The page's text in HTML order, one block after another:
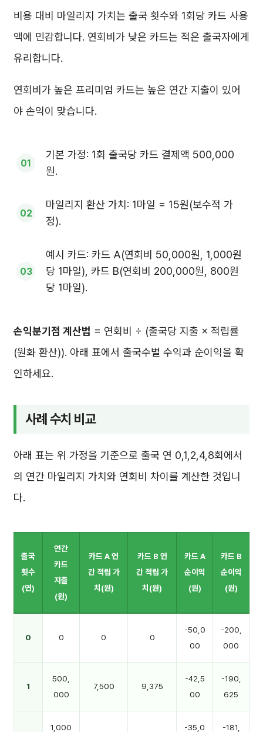
비용 대비 마일리지 가치는 출국 횟수와 1회당 카드 사용
액에 민감합니다. 연회비가 낮은 카드는 적은 출국자에게
유리합니다.
연회비가 높은 프리미엄 카드는 높은 연간 지출이 있어
야 손익이 맞습니다.
기본 가정: 1회 출국당 카드 결제액 500,000
원.
마일리지 환산 가치: 1마일 = 15원(보수적 가
정).
예시 카드: 카드 A(연회비 50,000원, 1,000원
당 1마일), 카드 B(연회비 200,000원, 800원
당 1마일).
손익분기점 계산법 = 연회비 ÷ (출국당 지출 × 적립률
(원화 환산)). 아래 표에서 출국수별 수익과 순이익을 확
인하세요.
사례 수치 비교
아래 표는 위 가정을 기준으로 출국 연 0,1,2,4,8회에서
의 연간 마일리지 가치와 연회비 차이를 계산한 것입니
다.
출국
횟수
(연)
연간
카드
지출
(원)
카드 A 연
간 적립 가
치(원)
카드 B 연
간 적립 가
치(원)
카드 A
순이익
(원)
카드 B
순이익
(원)
0 0 0 0
-50,0
00
-200,
000
1
500,
000
7,500 9,375
-42,5
00
-190,
625
1,000
-35,0 -181,